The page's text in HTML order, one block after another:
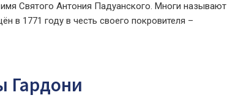
Святого Антония Падуанского. Многи называют
в 1771 году в честь своего покровителя –
Гардони